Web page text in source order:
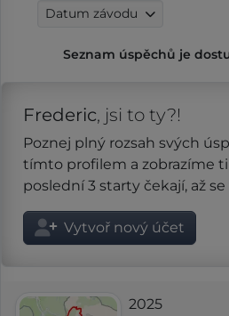
Datum závodu
Seznam úspěchů je
Frederic, jsi to ty?!
Poznej plný rozsah svých
tímto profilem a zobrazíme
poslední 3 starty čekají, až
Vytvoř nový účet
2025